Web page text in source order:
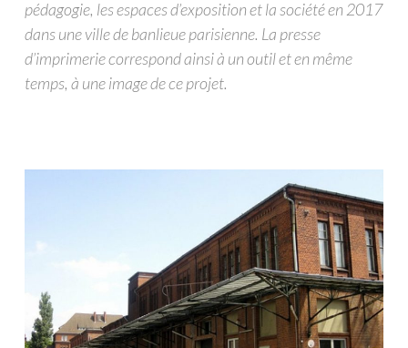
pédagogie, les espaces d’exposition et la société en 2017
dans une ville de banlieue parisienne. La presse
d’imprimerie correspond ainsi à un outil et en même
temps, à une image de ce projet.